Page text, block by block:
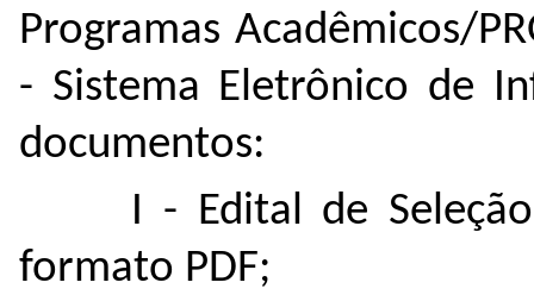
Programas Acadêmicos/
- Sistema Eletrônico de
documentos:
I - Edital de
formato PDF;